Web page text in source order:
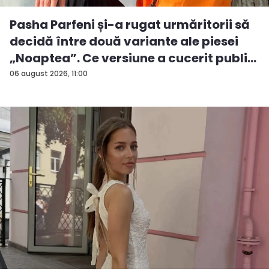
06 august 2026, 11:00
Pasha Parfeni și-a rugat urmăritorii să
decidă între două variante ale piesei
„Noaptea”. Ce versiune a cucerit publi...